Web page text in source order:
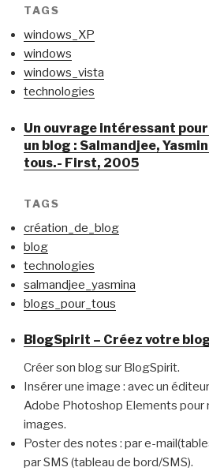
TAGS
windows_XP
windows
windows_vista
technologies
Un ouvrage intéressant
un blog : Salmandjee,
tous.- First, 2005
TAGS
création_de_blog
blog
technologies
salmandjee_yasmina
blogs_pour_tous
BlogSpirit – Créez votre
Créer son blog sur BlogSpirit.
Insérer une image : avec un
Adobe Photoshop Elements pour
images.
Poster des notes : par e-
par SMS (tableau de bord/SMS).